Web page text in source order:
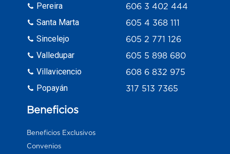
Pereira
Santa Marta
Sincelejo
Valledupar
Villavicencio
Popayán
606 3 402 444
605 4 368 111
605 2 771 126
605 5 898 680
608 6 832 975
317 513 7365
Beneficios
Beneficios Exclusivos
Convenios